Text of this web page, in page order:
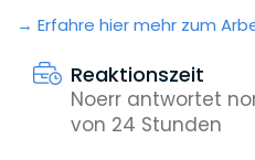
Erfahre hier mehr zum
Reaktionszeit
Noerr antwortet
von 24 Stunden